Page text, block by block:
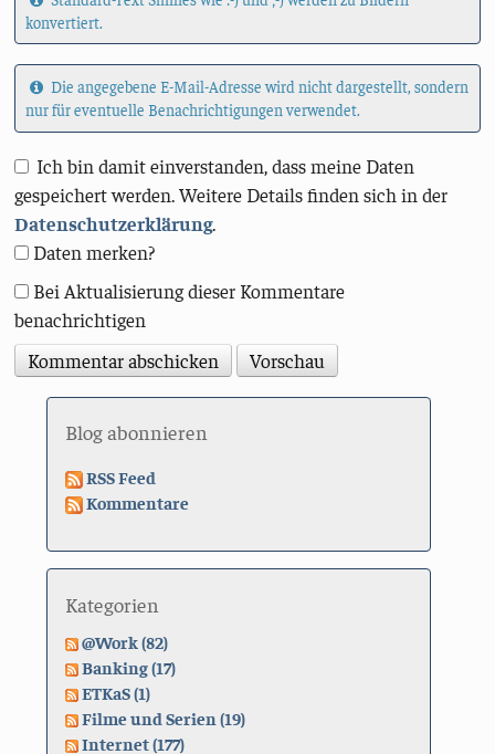
konvertiert.
Die angegebene E-Mail-Adresse wird nicht dargestellt, sondern
nur für eventuelle Benachrichtigungen verwendet.
Ich bin damit einverstanden, dass meine Daten
gespeichert werden. Weitere Details finden sich in der
Datenschutzerklärung.
Daten merken?
Bei Aktualisierung dieser Kommentare
benachrichtigen
Blog abonnieren
RSS Feed
Kommentare
Kategorien
@Work (82)
Banking (17)
ETKaS (1)
Filme und Serien (19)
Internet (177)